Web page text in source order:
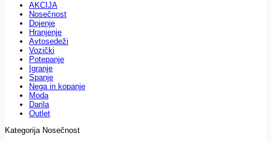
AKCIJA
Nosečnost
Dojenje
Hranjenje
Avtosedeži
Vozički
Potepanje
Igranje
Spanje
Nega in kopanje
Moda
Darila
Outlet
Kategorija Nosečnost